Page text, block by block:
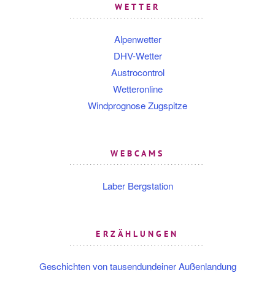
WETTER
Alpenwetter
DHV-Wetter
Austrocontrol
Wetteronline
Windprognose Zugspitze
WEBCAMS
Laber Bergstation
ERZÄHLUNGEN
Geschichten von tausendundeiner Außenlandung